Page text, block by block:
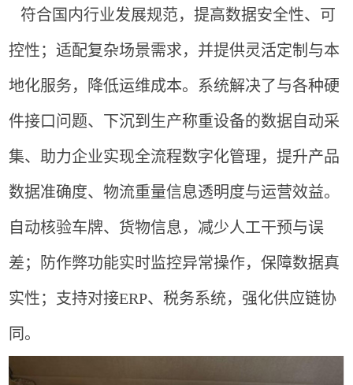
符合国内行业发展规范，提高数据安全性、可
控性；适配复杂场景需求，并提供灵活定制与本
地化服务，降低运维成本。系统解决了与各种硬
件接口问题、下沉到生产称重设备的数据自动采
集、助力企业实现全流程数字化管理，提升产品
数据准确度、物流重量信息透明度与运营效益。
自动核验车牌、货物信息，减少人工干预与误
差；防作弊功能实时监控异常操作，保障数据真
实性；支持对接ERP、税务系统，强化供应链协
同。